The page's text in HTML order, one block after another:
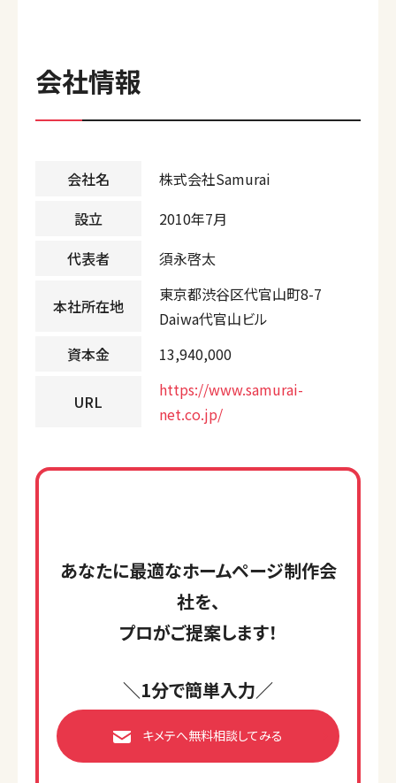
会社情報
会社名
株式会社Samurai
設立
2010年7月
代表者
須永啓太
本社所在地
東京都渋谷区代官山町8-7
Daiwa代官山ビル
資本金
13,940,000
URL
https://www.samurai-
net.co.jp/
あなたに最適なホームページ制作会
社を、
プロがご提案します！
＼1分で簡単入力／
キメテへ無料相談してみる